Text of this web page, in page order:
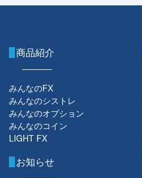
商品紹介
みんなのFX
みんなのシストレ
みんなのオプション
みんなのコイン
LIGHT FX
お知らせ